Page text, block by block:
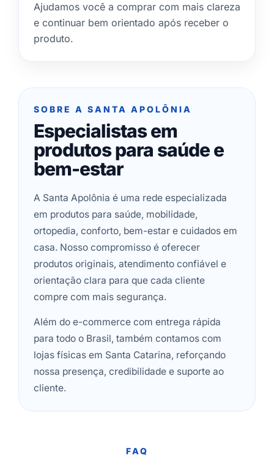
Ajudamos você a comprar com mais clareza
e continuar bem orientado após receber o
produto.
SOBRE A SANTA APOLÔNIA
Especialistas em
produtos para saúde e
bem-estar
A Santa Apolônia é uma rede especializada
em produtos para saúde, mobilidade,
ortopedia, conforto, bem-estar e cuidados em
casa. Nosso compromisso é oferecer
produtos originais, atendimento confiável e
orientação clara para que cada cliente
compre com mais segurança.
Além do e-commerce com entrega rápida
para todo o Brasil, também contamos com
lojas físicas em Santa Catarina, reforçando
nossa presença, credibilidade e suporte ao
cliente.
FAQ